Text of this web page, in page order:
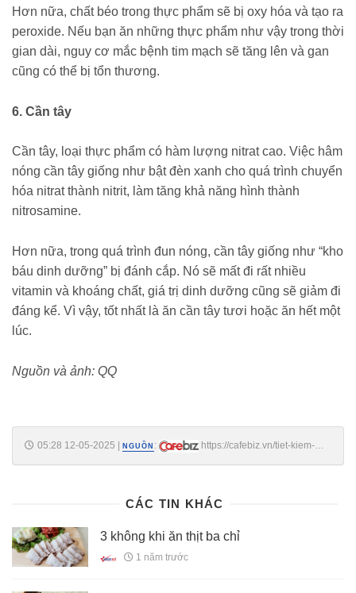
Hơn nữa, chất béo trong thực phẩm sẽ bị oxy hóa và tạo ra
peroxide. Nếu bạn ăn những thực phẩm như vậy trong thời
gian dài, nguy cơ mắc bệnh tim mạch sẽ tăng lên và gan
cũng có thể bị tổn thương.
6. Cần tây
Cần tây, loại thực phẩm có hàm lượng nitrat cao. Việc hâm
nóng cần tây giống như bật đèn xanh cho quá trình chuyển
hóa nitrat thành nitrit, làm tăng khả năng hình thành
nitrosamine.
Hơn nữa, trong quá trình đun nóng, cần tây giống như “kho
báu dinh dưỡng” bị đánh cắp. Nó sẽ mất đi rất nhiều
vitamin và khoáng chất, giá trị dinh dưỡng cũng sẽ giảm đi
đáng kể. Vì vậy, tốt nhất là ăn cần tây tươi hoặc ăn hết một
lúc.
Nguồn và ảnh: QQ
05:28 12-05-2025 NGUỒN :
https://cafebiz.vn/tiet-kiem-
CÁC TIN KHÁC
3 không khi ăn thịt ba chỉ
1 năm trước